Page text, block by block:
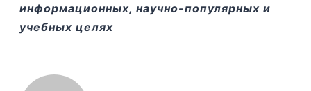
информационных, научно-популярных и
учебных целях